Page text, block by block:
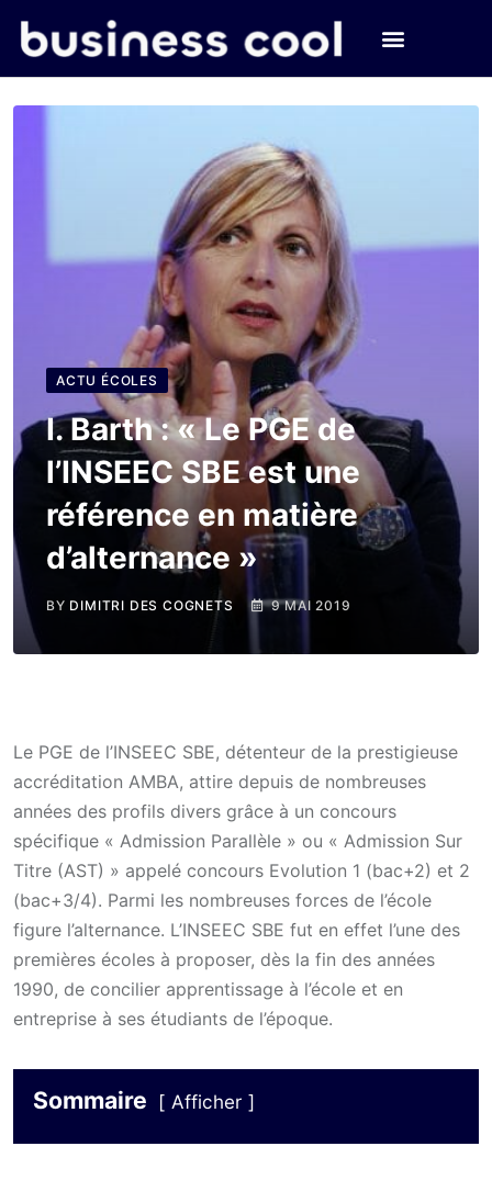
ACTU ÉCOLES
I. Barth : « Le PGE de
l’INSEEC SBE est une
référence en matière
d’alternance »
BY DIMITRI DES COGNETS 9 MAI 2019
Le PGE de l’INSEEC SBE, détenteur de la prestigieuse
accréditation AMBA, attire depuis de nombreuses
années des profils divers grâce à un concours
spécifique « Admission Parallèle » ou « Admission Sur
Titre (AST) » appelé concours Evolution 1 (bac+2) et 2
(bac+3/4). Parmi les nombreuses forces de l’école
figure l’alternance. L’INSEEC SBE fut en effet l’une des
premières écoles à proposer, dès la fin des années
1990, de concilier apprentissage à l’école et en
entreprise à ses étudiants de l’époque.
Sommaire Afficher